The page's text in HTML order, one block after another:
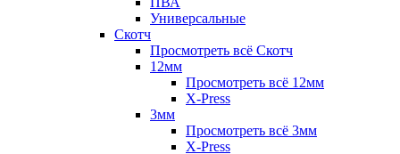
Универсальные
Скотч
Просмотреть всё Скотч
12мм
Просмотреть всё 12мм
X-Press
3мм
Просмотреть всё 3мм
X-Press